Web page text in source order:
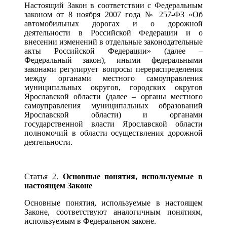
Настоящий Закон в соответствии с Федеральным
законом от 8 ноября 2007 года № 257-ФЗ «Об
автомобильных дорогах и о дорожной
деятельности в Российской Федерации и о
внесении изменений в отдельные законодательные
акты Российской Федерации» (далее –
Федеральный закон), иными федеральными
законами регулирует вопросы перераспределения
между органами местного самоуправления
муниципальных округов, городских округов
Ярославской области (далее – органы местного
самоуправления муниципальных образований
Ярославской области) и органами
государственной власти Ярославской области
полномочий в области осуществления дорожной
деятельности.
Статья 2. Основные понятия, используемые в
настоящем Законе
Основные понятия, используемые в настоящем
Законе, соответствуют аналогичным понятиям,
используемым в Федеральном законе.